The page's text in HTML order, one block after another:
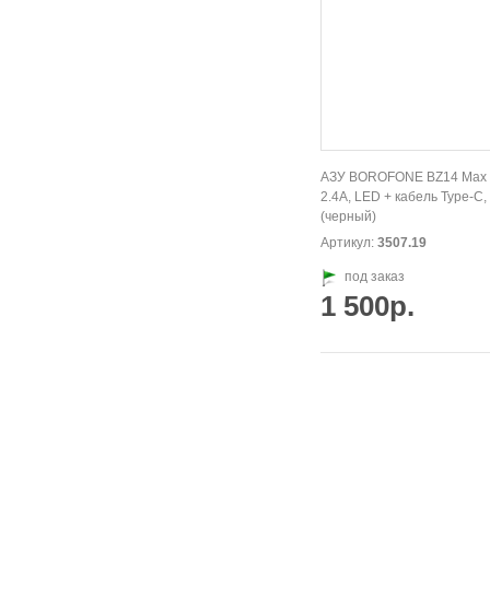
АЗУ BOROFONE BZ14 Max
2.4A, LED + кабель Type-
(черный)
Артикул: 3507.19
под заказ
1 500р.